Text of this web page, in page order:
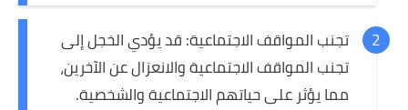
تجنب المواقف الاجتماعية: قد يؤدي الخجل إلى
تجنب المواقف الاجتماعية والانعزال عن الآخرين،
مما يؤثر على حياتهم الاجتماعية والشخصية.